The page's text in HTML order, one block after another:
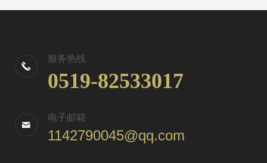
服务热线
0519-82533017
电子邮箱
1142790045@qq.com